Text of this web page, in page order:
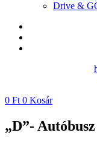
Drive &
0 Ft 0 Kosár
„D”- Autóbusz